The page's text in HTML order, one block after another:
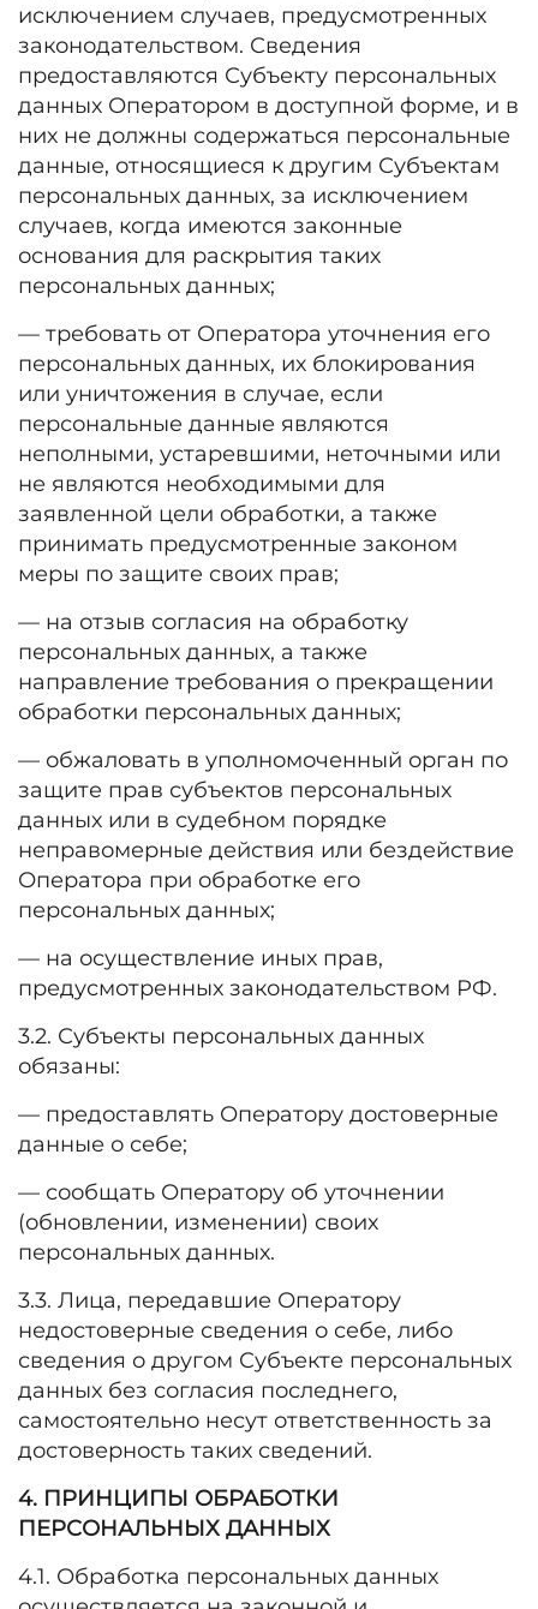
исключением случаев, предусмотренных
законодательством. Сведения
предоставляются Субъекту персональных
данных Оператором в доступной форме, и в
них не должны содержаться персональные
данные, относящиеся к другим Субъектам
персональных данных, за исключением
случаев, когда имеются законные
основания для раскрытия таких
персональных данных;
— требовать от Оператора уточнения его
персональных данных, их блокирования
или уничтожения в случае, если
персональные данные являются
неполными, устаревшими, неточными или
не являются необходимыми для
заявленной цели обработки, а также
принимать предусмотренные законом
меры по защите своих прав;
— на отзыв согласия на обработку
персональных данных, а также
направление требования о прекращении
обработки персональных данных;
— обжаловать в уполномоченный орган по
защите прав субъектов персональных
данных или в судебном порядке
неправомерные действия или бездействие
Оператора при обработке его
персональных данных;
— на осуществление иных прав,
предусмотренных законодательством РФ.
3.2. Субъекты персональных данных
обязаны:
— предоставлять Оператору достоверные
данные о себе;
— сообщать Оператору об уточнении
(обновлении, изменении) своих
персональных данных.
3.3. Лица, передавшие Оператору
недостоверные сведения о себе, либо
сведения о другом Субъекте персональных
данных без согласия последнего,
самостоятельно несут ответственность за
достоверность таких сведений.
4. ПРИНЦИПЫ ОБРАБОТКИ
ПЕРСОНАЛЬНЫХ ДАННЫХ
4.1. Обработка персональных данных